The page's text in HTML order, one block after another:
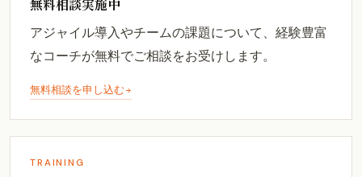
無料相談実施中
アジャイル導入やチームの課題について、経験豊富
なコーチが無料でご相談をお受けします。
無料相談を申し込む
TRAINING